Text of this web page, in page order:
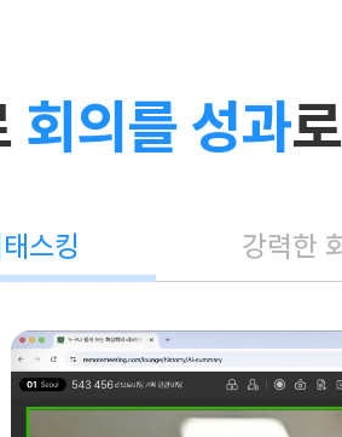
회의를 성과
스킹 강력한